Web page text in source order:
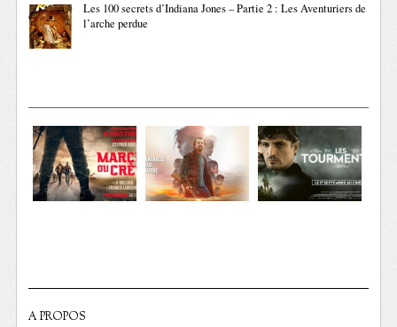
Les 100 secrets d’Indiana Jones – Partie 2 : Les Aventuriers de
l’arche perdue
A PROPOS